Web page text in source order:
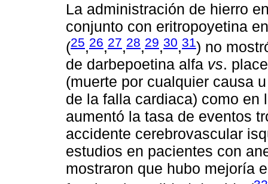
La administración de hierro
conjunto con eritropoyetina
(25,26,27,28,29,30,31) no
de darbepoetina alfa vs.
(muerte por cualquier causa
de la falla cardiaca) como en
aumentó la tasa de eventos
accidente cerebrovascular
estudios en pacientes con
mostraron que hubo mejoría